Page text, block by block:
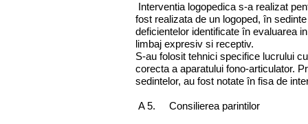
Interventia logopedica s-a realizat
fost realizata de un logoped, în
deficientelor identificate în evaluarea
limbaj expresiv si receptiv.
S-au folosit tehnici specifice lucrului
corecta a aparatului fono-articulator.
sedintelor, au fost notate în fisa de
A 5. Consilierea parintilor